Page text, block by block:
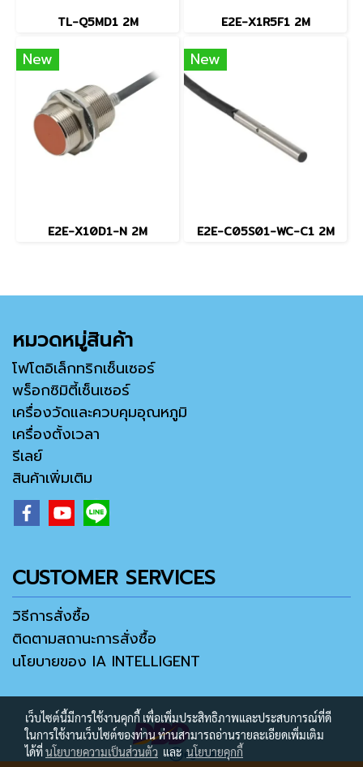
TL-Q5MD1 2M E2E-X1R5F1 2M
New
E2E-X10D1-N 2M
New
E2E-C05S01-WC-C1 2M
หมวดหมู่สินค้า
โฟโตอิเล็กทริกเซ็นเซอร์
พร็อกซิมิตี้เซ็นเซอร์
เครื่องวัดและควบคุมอุณหภูมิ
เครื่องตั้งเวลา
รีเลย์
สินค้าเพิ่มเติม
CUSTOMER SERVICES
วิธีการสั่งซื้อ
ติดตามสถานะการสั่งซื้อ
นโยบายของ IA INTELLIGENT
เว็บไซต์นี้มีการใช้งานคุกกี้ เพื่อเพิ่มประสิทธิภาพและประสบการณ์ที่ดี
ในการใช้งานเว็บไซต์ของท่าน ท่านสามารถอ่านรายละเอียดเพิ่มเติม
ได้ที่นโยบายความเป็นส่วนตัว และนโยบายคุกกี้